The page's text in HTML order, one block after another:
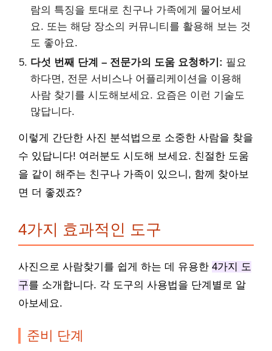
람의 특징을 토대로 친구나 가족에게 물어보세
요. 또는 해당 장소의 커뮤니티를 활용해 보는 것
도 좋아요.
다섯 번째 단계 – 전문가의 도움 요청하기: 필요
하다면, 전문 서비스나 어플리케이션을 이용해
사람 찾기를 시도해보세요. 요즘은 이런 기술도
많답니다.
이렇게 간단한 사진 분석법으로 소중한 사람을 찾을
수 있답니다! 여러분도 시도해 보세요. 친절한 도움
을 같이 해주는 친구나 가족이 있으니, 함께 찾아보
면 더 좋겠죠?
4가지 효과적인 도구
사진으로 사람찾기를 쉽게 하는 데 유용한 4가지 도
구를 소개합니다. 각 도구의 사용법을 단계별로 알
아보세요.
준비 단계